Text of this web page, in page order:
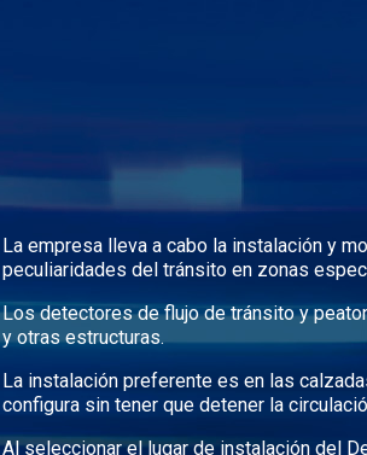
La empresa lleva a cabo la instalación y
peculiaridades del tránsito en zonas
Los detectores de flujo de tránsito y
y otras estructuras.
La instalación preferente es en las
configura sin tener que detener la
Al seleccionar el lugar de instalación del